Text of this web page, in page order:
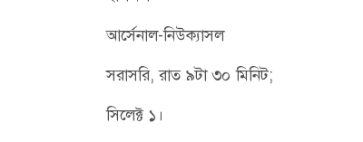
আর্সেনাল-নিউক্যাসল
সরাসরি, রাত ৯টা ৩০ মিনিট;
সিলেক্ট ১।